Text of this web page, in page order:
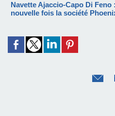
Navette Ajaccio-Capo Di Feno
nouvelle fois la société